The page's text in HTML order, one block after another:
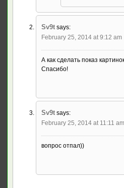
Sv9t says:
February 25, 2014 at 9:12 am
А как сделать показ
Спасибо!
Sv9t says:
February 25, 2014 at 11:11 am
вопрос отпал))